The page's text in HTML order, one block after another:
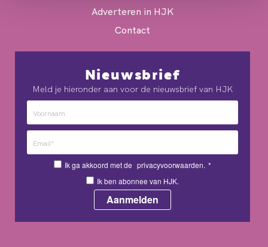
Nieuwsbrief
Meld je hieronder aan voor de nieuwsbrief van HJK
Ik ga akkoord met de privacyvoorwaarden. *
Ik ben abonnee van HJK.
Adverteren in HJK
Contact